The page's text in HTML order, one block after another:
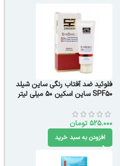
فلوئید ضد آفتاب رنگی ساین شیلد
SPF50 ساین اسکین 50 میلی لیتر
525.000تومان
افزودن به سبد خرید